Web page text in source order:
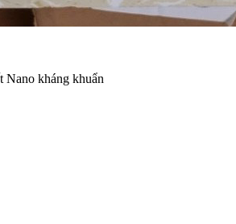
Nano kháng khuẩn